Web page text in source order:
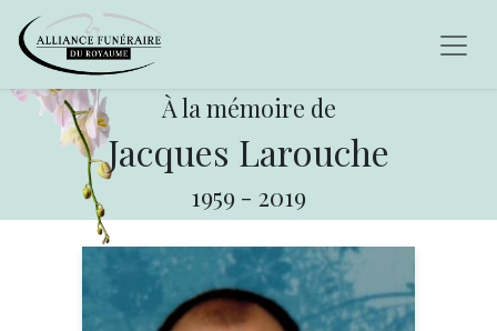
À la mémoire de
Jacques Larouche
1959 - 2019